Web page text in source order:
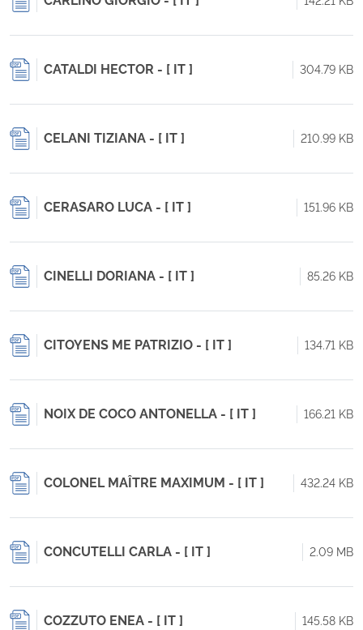
CATALDI HECTOR - [ IT ] 304.79 KB
CELANI TIZIANA - [ IT ] 210.99 KB
CERASARO LUCA - [ IT ] 151.96 KB
CINELLI DORIANA - [ IT ] 85.26 KB
CITOYENS ME PATRIZIO - [ IT ] 134.71 KB
NOIX DE COCO ANTONELLA - [ IT ] 166.21 KB
COLONEL MAÎTRE MAXIMUM - [ IT ] 432.24 KB
CONCUTELLI CARLA - [ IT ] 2.09 MB
COZZUTO ENEA - [ IT ] 145.58 KB